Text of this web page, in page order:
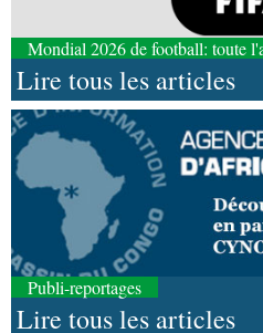
Mondial 2026 de football: toute
Lire tous les articles
Publi-reportages
Lire tous les articles